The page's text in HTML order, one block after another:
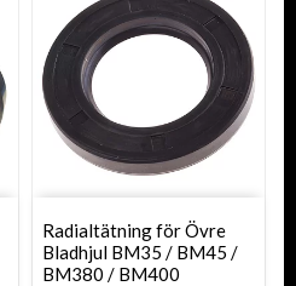
Radialtätning för Övre
Bladhjul BM35 / BM45 /
BM380 / BM400